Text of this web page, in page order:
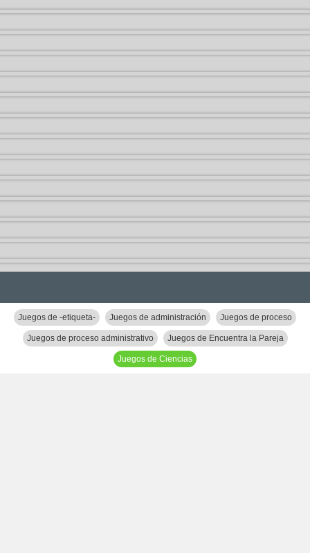
Juegos de -etiqueta- Juegos de administración Juegos de proceso
Juegos de proceso administrativo Juegos de Encuentra la Pareja
Juegos de Ciencias